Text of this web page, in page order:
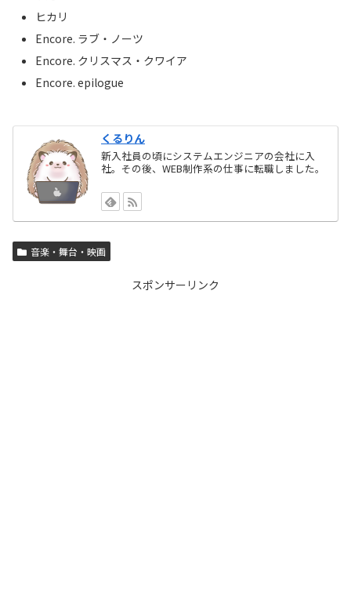
ヒカリ
Encore. ラブ・ノーツ
Encore. クリスマス・クワイア
Encore. epilogue
くるりん
新入社員の頃にシステムエンジニアの会社に入
社。その後、WEB制作系の仕事に転職しました。
音楽・舞台・映画
スポンサーリンク